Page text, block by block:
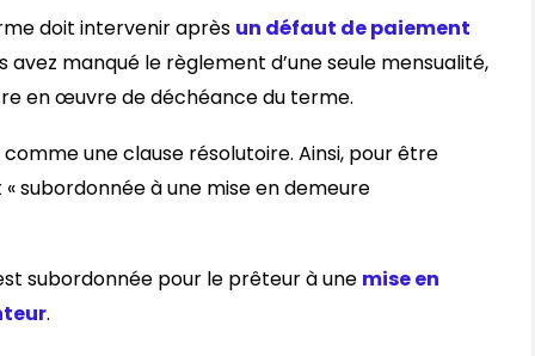
doit intervenir après un défaut de paiement
avez manqué le règlement d’une seule mensualité,
en œuvre de déchéance du terme.
une clause résolutoire. Ainsi, pour être
subordonnée à une mise en demeure
subordonnée pour le prêteur à une mise en
.